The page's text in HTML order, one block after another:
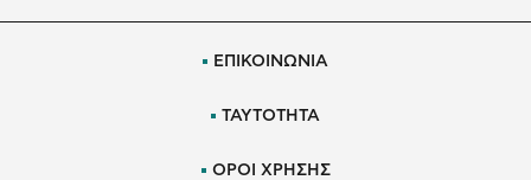
ΕΠΙΚΟΙΝΩΝΙΑ
ΤΑΥΤΟΤΗΤΑ
ΟΡΟΙ ΧΡΗΣΗΣ